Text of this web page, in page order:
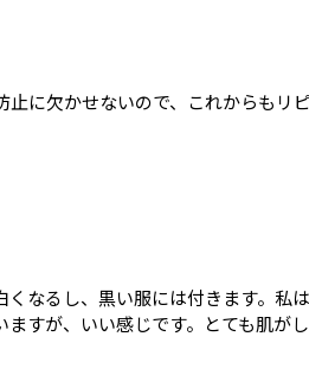
に欠かせないので、これからもリ
るし、黒い服には付きます。私
すが、いい感じです。とても肌が